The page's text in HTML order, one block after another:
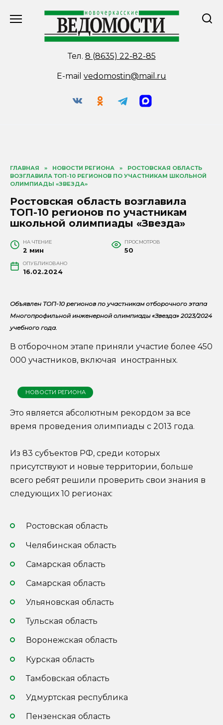
Тел. 8 (8635) 22-82-85
E-mail vedomostin@mail.ru
ГЛАВНАЯ » НОВОСТИ РЕГИОНА »
РОСТОВСКАЯ ОБЛАСТЬ
ВОЗГЛАВИЛА ТОП-10 РЕГИОНОВ ПО УЧАСТНИКАМ ШКОЛЬНОЙ
ОЛИМПИАДЫ «ЗВЕЗДА»
Ростовская область возглавила
ТОП-10 регионов по участникам
школьной олимпиады «Звезда»
НА ЧТЕНИЕ
2 мин
ПРОСМОТРОВ
50
ОПУБЛИКОВАНО
16.02.2024
Объявлен ТОП-10 регионов по участникам отборочного этапа
Многопрофильной инженерной олимпиады «Звезда» 2023/2024
учебного года.
В отборочном этапе приняли участие более 450
000 участников, включая иностранных.
НОВОСТИ РЕГИОНА
Это является абсолютным рекордом за все
время проведения олимпиады с 2013 года.
Из 83 субъектов РФ, среди которых
присутствуют и новые территории, больше
всего ребят решили проверить свои знания в
следующих 10 регионах:
Ростовская область
Челябинская область
Самарская область
Самарская область
Ульяновская область
Тульская область
Воронежская область
Курская область
Тамбовская область
Удмуртская республика
Пензенская область